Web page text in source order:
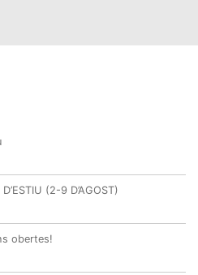
(2-9 D’AGOST)
obertes!